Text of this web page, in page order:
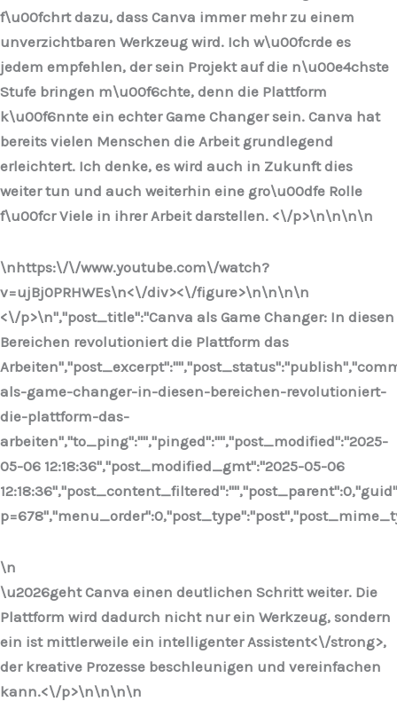
f\u00fchrt dazu, dass Canva immer mehr zu einem
unverzichtbaren Werkzeug wird. Ich w\u00fcrde es
jedem empfehlen, der sein Projekt auf die n\u00e4chste
Stufe bringen m\u00f6chte, denn die Plattform
k\u00f6nnte ein echter Game Changer sein. Canva hat
bereits vielen Menschen die Arbeit grundlegend
erleichtert. Ich denke, es wird auch in Zukunft dies
weiter tun und auch weiterhin eine gro\u00dfe Rolle
f\u00fcr Viele in ihrer Arbeit darstellen. <\/p>\n\n\n\n
\nhttps:\/\/www.youtube.com\/watch?
v=ujBj0PRHWEs\n<\/div><\/figure>\n\n\n\n
<\/p>\n","post_title":"Canva als Game Changer: In diesen
Bereichen revolutioniert die Plattform das
als-game-changer-in-diesen-bereichen-revolutioniert-
die-plattform-das-
arbeiten","to_ping":"","pinged":"","post_modified":"2025-
05-06 12:18:36","post_modified_gmt":"2025-05-06
\n
\u2026geht Canva einen deutlichen Schritt weiter. Die
Plattform wird dadurch nicht nur ein Werkzeug, sondern
ein ist mittlerweile ein intelligenter Assistent<\/strong>,
der kreative Prozesse beschleunigen und vereinfachen
kann.<\/p>\n\n\n\n